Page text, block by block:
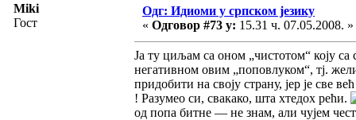
Miki
Гост
Одг: Идиоми у српском језику
« Одговор #73 у: 15.31 ч. 07.05.2008. »
Ја ту циљам са оном „чистотом“ коју
негативном овим „поповлуком“, тј.
придобити на своју страну, јер је све
! Разумео си, свакако, шта хтедох рећи.
од попа битне — не знам, али чујем